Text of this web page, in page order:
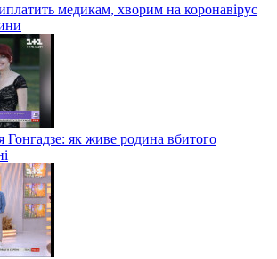
медикам, хворим на коронавірус
Гонгадзе: як живе родина вбитого